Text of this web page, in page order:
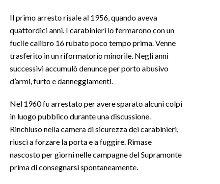
INFO AZIENDE
ABBONATI
ANNUNCI
NECROLOGI
SPIAGGE
STORE
Il primo arresto risale al 1956, quando aveva
quattordici anni. I carabinieri lo fermarono con un
fucile calibro 16 rubato poco tempo prima. Venne
trasferito in un riformatorio minorile. Negli anni
successivi accumulò denunce per porto abusivo
d’armi, furto e danneggiamenti.
Nel 1960 fu arrestato per avere sparato alcuni colpi
in luogo pubblico durante una discussione.
Rinchiuso nella camera di sicurezza dei carabinieri,
riuscì a forzare la porta e a fuggire. Rimase
nascosto per giorni nelle campagne del Supramonte
prima di consegnarsi spontaneamente.